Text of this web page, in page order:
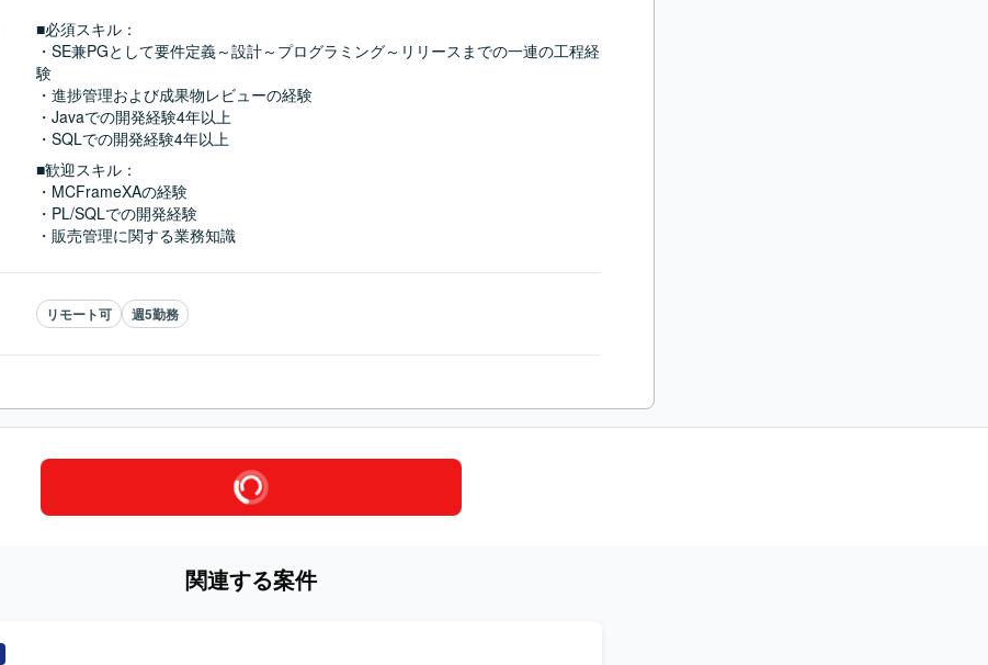
■必須スキル：
・SE兼PGとして要件定義～設計～プログラミング～リリースまでの一連の工程経
験
・進捗管理および成果物レビューの経験
・Javaでの開発経験4年以上
・SQLでの開発経験4年以上
■歓迎スキル：
・MCFrameXAの経験
・PL/SQLでの開発経験
・販売管理に関する業務知識
リモート可 週5勤務
関連する案件